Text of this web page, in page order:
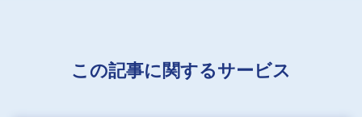
この記事に関するサービス